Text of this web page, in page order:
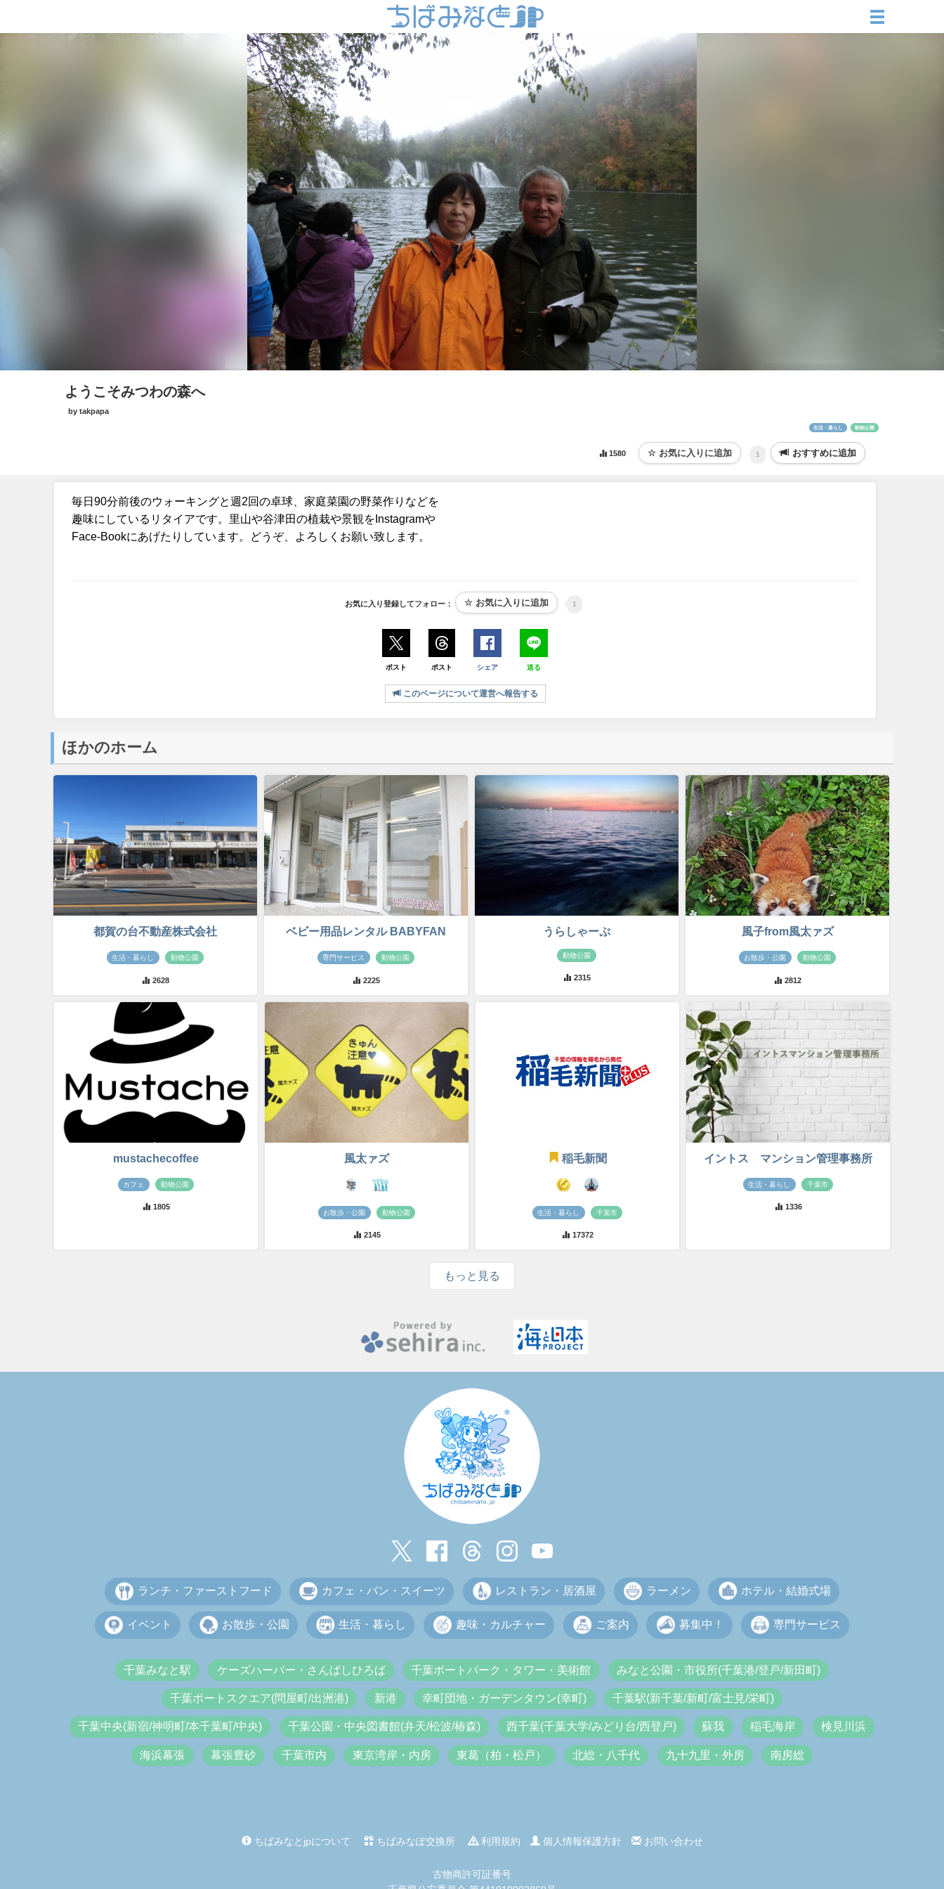
ようこそみつわの森へ
by takpapa
生活・暮らし 動物公園
1580 1 おすすめに追加
毎日90分前後のウォーキングと週2回の卓球、家庭菜園の野菜作りなどを
趣味にしているリタイアです。里山や谷津田の植栽や景観をInstagramや
Face-Bookにあげたりしています。どうぞ、よろしくお願い致します。
お気に入り登録してフォロー： 1
ポスト ポスト シェア 送る
このページについて運営へ報告する
ほかのホーム
都賀の台不動産株式会社
生活・暮らし 動物公園
2628
ベビー用品レンタル BABYFAN
専門サービス 動物公園
2225
うらしゃーぷ
動物公園
2315
風子from風太ァズ
お散歩・公園 動物公園
2812
mustachecoffee
カフェ 動物公園
1805
風太ァズ
お散歩・公園 動物公園
2145
稲毛新聞
生活・暮らし 千葉市
17372
イントス マンション管理事務所
生活・暮らし 千葉市
1336
もっと見る
ランチ・ファーストフード カフェ・パン・スイーツ レストラン・居酒屋 ラーメン ホテル・結婚式場
イベント お散歩・公園 生活・暮らし 趣味・カルチャー ご案内 募集中！ 専門サービス
千葉みなと駅 ケーズハーバー・さんばしひろば 千葉ポートパーク・タワー・美術館 みなと公園・市役所(千葉港/登戸/新田町)
千葉ポートスクエア(問屋町/出洲港) 新港 幸町団地・ガーデンタウン(幸町) 千葉駅(新千葉/新町/富士見/栄町)
千葉中央(新宿/神明町/本千葉町/中央) 千葉公園・中央図書館(弁天/松波/椿森) 西千葉(千葉大学/みどり台/西登戸) 蘇我 稲毛海岸 検見川浜
海浜幕張 幕張豊砂 千葉市内 東京湾岸・内房 東葛（柏・松戸） 北総・八千代 九十九里・外房 南房総
ちばみなとjpについて ちばみなぽ交換所 利用規約 個人情報保護方針 お問い合わせ
古物商許可証番号